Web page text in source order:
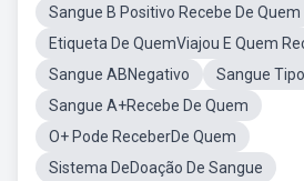
Sangue B Positivo Recebe De Quem
Etiqueta De QuemViajou E Quem
Sangue ABNegativo
Sangue
Sangue A+Recebe De Quem
O+ Pode ReceberDe Quem
Sistema DeDoação De Sangue